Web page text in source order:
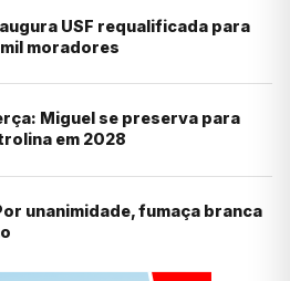
USF requalificada para
moradores
Miguel se preserva para
em 2028
unanimidade, fumaça branca